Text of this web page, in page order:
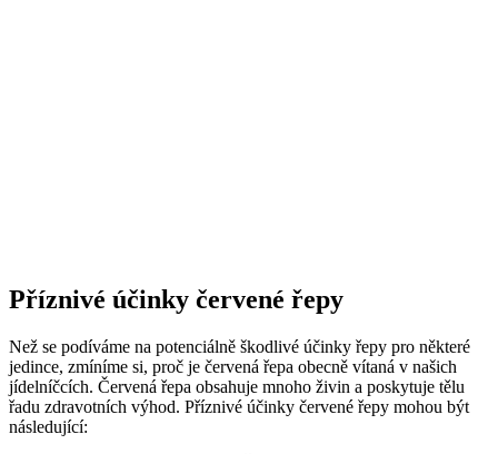
Příznivé účinky červené řepy
Než se podíváme na potenciálně škodlivé účinky řepy pro některé
jedince, zmíníme si, proč je červená řepa obecně vítaná v našich
jídelníčcích. Červená řepa obsahuje mnoho živin a poskytuje tělu
řadu zdravotních výhod. Příznivé účinky červené řepy mohou být
následující: